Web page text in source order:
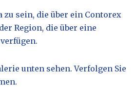
sein, die über ein Contorex
Region, die über eine
unten sehen. Verfolgen Sie